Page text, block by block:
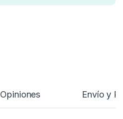
Opiniones Envío y